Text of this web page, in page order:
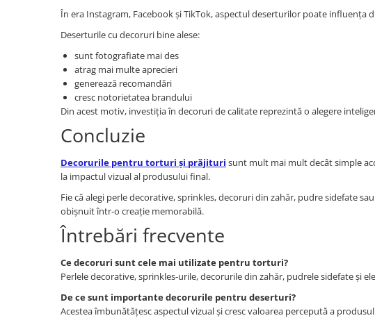
În era Instagram, Facebook și TikTok, aspectul deserturilor poate influența
Deserturile cu decoruri bine alese:
sunt fotografiate mai des
atrag mai multe aprecieri
generează recomandări
cresc notorietatea brandului
Din acest motiv, investiția în decoruri de calitate reprezintă o alegere
Concluzie
Decorurile pentru torturi și prăjituri sunt mult mai mult decât simple
la impactul vizual al produsului final.
Fie că alegi perle decorative, sprinkles, decoruri din zahăr, pudre sidefate
obișnuit într-o creație memorabilă.
Întrebări frecvente
Ce decoruri sunt cele mai utilizate pentru torturi?
Perlele decorative, sprinkles-urile, decorurile din zahăr, pudrele sidefate și
De ce sunt importante decorurile pentru deserturi?
Acestea îmbunătățesc aspectul vizual și cresc valoarea percepută a